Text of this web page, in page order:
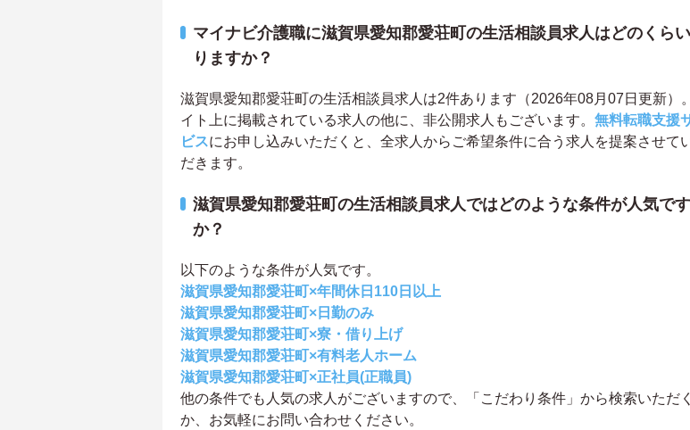
マイナビ介護職に滋賀県愛知郡愛荘町の生活相談員求人はどのくら
りますか？
滋賀県愛知郡愛荘町の生活相談員求人は2件あります（2026年08月07日更新）
イト上に掲載されている求人の他に、非公開求人もございます。 無料転職支援
ビスにお申し込みいただくと、全求人からご希望条件に合う求人を提案させて
だきます。
滋賀県愛知郡愛荘町の生活相談員求人ではどのような条件が人気です
か？
以下のような条件が人気です。
滋賀県愛知郡愛荘町×年間休日110日以上
滋賀県愛知郡愛荘町×日勤のみ
滋賀県愛知郡愛荘町×寮・借り上げ
滋賀県愛知郡愛荘町×有料老人ホーム
滋賀県愛知郡愛荘町×正社員(正職員)
他の条件でも人気の求人がございますので、「こだわり条件」から検索いただく
か、お気軽にお問い合わせください。